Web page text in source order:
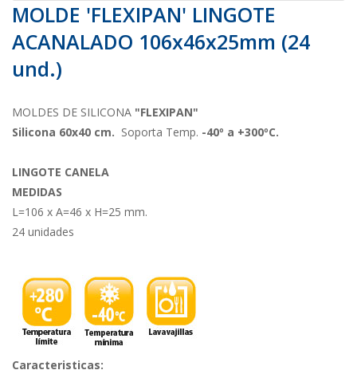
MOLDE 'FLEXIPAN' LINGOTE
ACANALADO 106x46x25mm (24
und.)
MOLDES DE SILICONA "FLEXIPAN"
Silicona 60x40 cm. Soporta Temp. -40º a +300ºC.
LINGOTE CANELA
MEDIDAS
L=106 x A=46 x H=25 mm.
24 unidades
Caracteristicas: